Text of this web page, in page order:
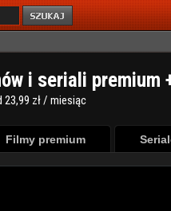
i seriali premium
zł / miesiąc
Filmy premium